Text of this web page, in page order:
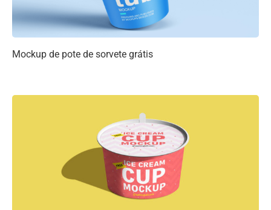
Mockup de pote de sorvete grátis